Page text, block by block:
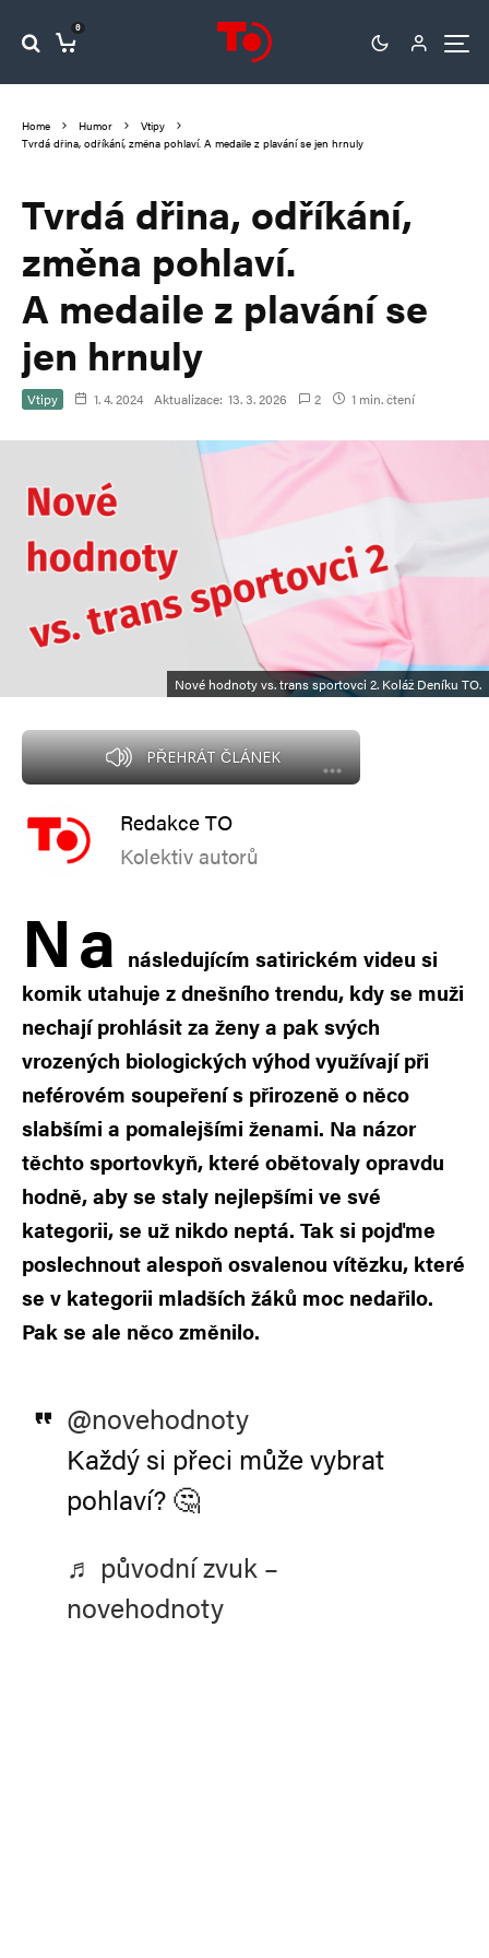
0
Home Humor
Vtipy
Tvrdá dřina, odříkání, změna pohlaví. A medaile z plavání se jen hrnuly
Tvrdá dřina, odříkání,
změna pohlaví.
A medaile z plavání se
jen hrnuly
Vtipy 1. 4. 2024 Aktualizace: 13. 3. 2026 2 1 min. čtení
Nové hodnoty vs. trans sportovci 2. Koláž Deníku TO.
PŘEHRÁT ČLÁNEK
Redakce TO
Kolektiv autorů
Na následujícím satirickém videu si
komik utahuje z dnešního trendu, kdy se muži
nechají prohlásit za ženy a pak svých
vrozených biologických výhod využívají při
neférovém soupeření s přirozeně o něco
slabšími a pomalejšími ženami. Na názor
těchto sportovkyň, které obětovaly opravdu
hodně, aby se staly nejlepšími ve své
kategorii, se už nikdo neptá. Tak si pojďme
poslechnout alespoň osvalenou vítězku, které
se v kategorii mladších žáků moc nedařilo.
Pak se ale něco změnilo.
@novehodnoty
Každý si přeci může vybrat
pohlaví? 🤔
♬ původní zvuk –
novehodnoty